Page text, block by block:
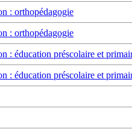
: orthopédagogie
: orthopédagogie
: éducation préscolaire et
: éducation préscolaire et